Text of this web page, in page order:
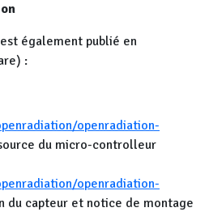
également publié en
:
openradiation-
du micro-controlleur
openradiation-
du capteur et notice de montage